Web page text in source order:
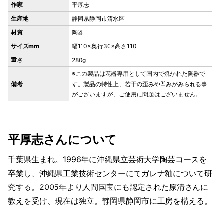
作家
平厚志
生産地
静岡県静岡市清水区
材質
陶器
サイズmm
幅110×奥行30×高さ110
重さ
280g
備考
※この製品は花器専用として国内で焼かれた陶器で
す。製品の特性上、若干の歪みや凹みがみられる事
がございますが、ご使用に問題はございません。
平厚志さんについて
千葉県生まれ。1996年に沖縄県立芸術大学陶芸コースを
卒業し、沖縄県工業技術センターにてガレナ釉について研
究する。2005年より人間国宝にも認定された原清さんに
教えを受け、現在は独立。静岡県静岡市に工房を構える。